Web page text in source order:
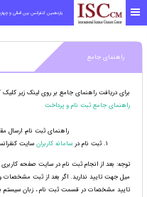
یازدهمین کنفرانس بین المللی و
راهنمای جامع
برای دریافت راهنمای جامع بر روی لینک زیر کلیک
راهنمای جامع ثبت نام و پرداخت
راهنمای ثبت نام، ارسال
ثبت نام در سامانه کاربران سایت
توجه: بعد از انجام ثبت نام در سایت صفحه
میل جهت تایید ندارید. اگر بعد از ثبت مشخصات
تاييد مشخصات در قسمت ثبت نام ، زبان سيستم